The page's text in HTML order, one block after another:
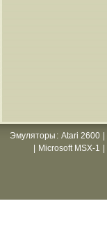
Эмуляторы : Atari 2600
Microsoft MSX-1